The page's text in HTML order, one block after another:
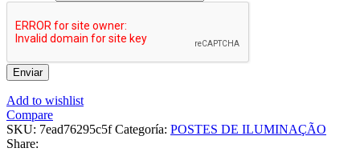
Enviar
Add to wishlist
Compare
SKU: 7ead76295c5fCategoría: POSTES DE ILUMINAÇÃO
Share: